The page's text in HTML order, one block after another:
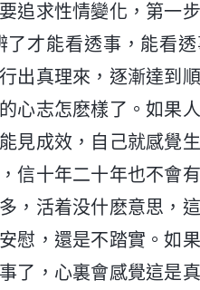
追求性情變化，第一
才能看透事，能看
出真理來，逐漸達到
心志怎麽樣了。如果
見成效，自己就感覺
信十年二十年也不會
，活着没什麽意思，
慰，還是不踏實。如
了，心裏會感覺這是